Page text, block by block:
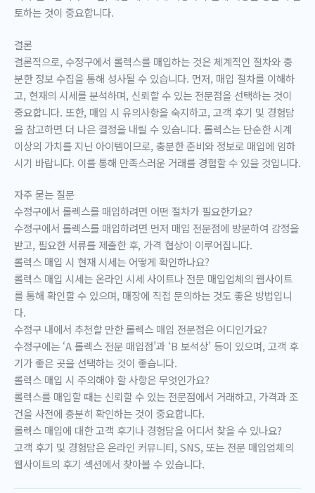
토하는 것이 중요합니다.
결론
결론적으로, 수정구에서 롤렉스를 매입하는 것은 체계적인 절차와 충
분한 정보 수집을 통해 성사될 수 있습니다. 먼저, 매입 절차를 이해하
고, 현재의 시세를 분석하며, 신뢰할 수 있는 전문점을 선택하는 것이
중요합니다. 또한, 매입 시 유의사항을 숙지하고, 고객 후기 및 경험담
을 참고하면 더 나은 결정을 내릴 수 있습니다. 롤렉스는 단순한 시계
이상의 가치를 지닌 아이템이므로, 충분한 준비와 정보로 매입에 임하
시기 바랍니다. 이를 통해 만족스러운 거래를 경험할 수 있을 것입니다.
자주 묻는 질문
수정구에서 롤렉스를 매입하려면 어떤 절차가 필요한가요?
수정구에서 롤렉스를 매입하려면 먼저 매입 전문점에 방문하여 감정을
받고, 필요한 서류를 제출한 후, 가격 협상이 이루어집니다.
롤렉스 매입 시 현재 시세는 어떻게 확인하나요?
롤렉스 매입 시세는 온라인 시세 사이트나 전문 매입업체의 웹사이트
를 통해 확인할 수 있으며, 매장에 직접 문의하는 것도 좋은 방법입니
다.
수정구 내에서 추천할 만한 롤렉스 매입 전문점은 어디인가요?
수정구에는 ‘A 롤렉스 전문 매입점’과 ‘B 보석상’ 등이 있으며, 고객 후
기가 좋은 곳을 선택하는 것이 좋습니다.
롤렉스 매입 시 주의해야 할 사항은 무엇인가요?
롤렉스를 매입할 때는 신뢰할 수 있는 전문점에서 거래하고, 가격과 조
건을 사전에 충분히 확인하는 것이 중요합니다.
롤렉스 매입에 대한 고객 후기나 경험담을 어디서 찾을 수 있나요?
고객 후기 및 경험담은 온라인 커뮤니티, SNS, 또는 전문 매입업체의
웹사이트의 후기 섹션에서 찾아볼 수 있습니다.